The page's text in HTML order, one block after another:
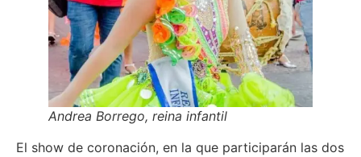
Andrea Borrego, reina infantil
El show de coronación, en la que participarán las dos